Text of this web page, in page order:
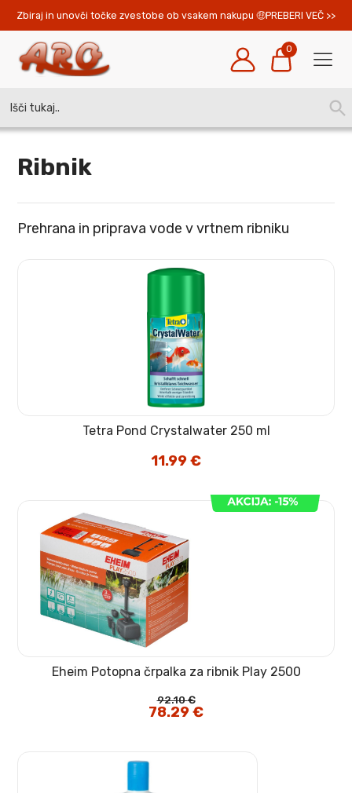
Zbiraj in unovči točke zvestobe ob vsakem nakupu PREBERI VEČ >>
0
for:
Ribnik
Prehrana in priprava vode v vrtnem ribniku
Tetra Pond Crystalwater 250 ml
11.99€
Eheim Potopna črpalka za ribnik Play 2500
92.10€
Izvirna
cena
78.29€Trenutna
cena